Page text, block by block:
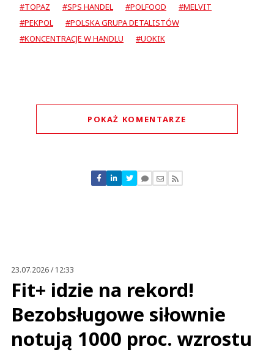
#TOPAZ #SPS HANDEL #POLFOOD
#MELVIT
#PEKPOL
#POLSKA GRUPA DETALISTÓW
#KONCENTRACJE W HANDLU
#UOKIK
POKAŻ KOMENTARZE
Nie znaleziono komentarzy
Zostaw swoje komentarze
23.07.2026 / 12:33
Fit+ idzie na rekord!
Bezobsługowe siłownie
notują 1000 proc. wzrostu